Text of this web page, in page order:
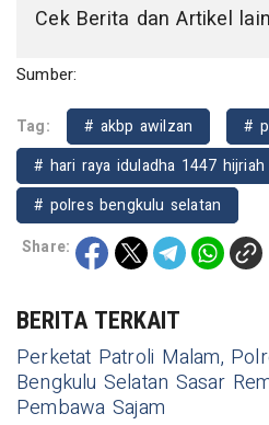
Cek Berita dan Artikel
Sumber:
Tag: # akbp awilzan
#
# hari raya iduladha 1447 hijriah
# polres bengkulu selatan
Share:
BERITA TERKAIT
Perketat Patroli Malam,
Bengkulu Selatan Sasar
Pembawa Sajam